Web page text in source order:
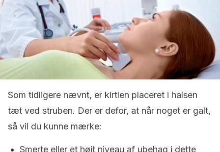
Som tidligere nævnt, er kirtlen placeret i halsen
tæt ved struben. Der er defor, at når noget er galt,
så vil du kunne mærke:
Smerte eller et højt niveau af ubehag i dette